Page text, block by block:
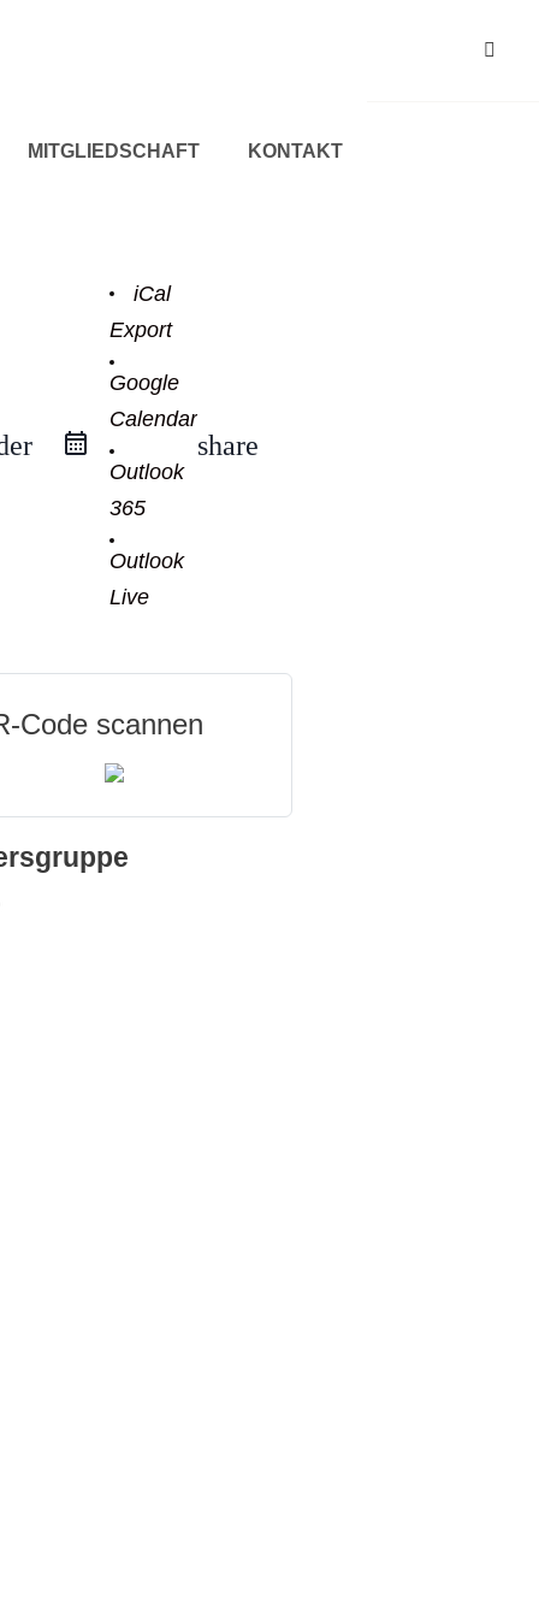
MITGLIEDSCHAFT KONTAKT
iCal
Export
Google
Calendar
Outlook
365
Outlook
Live
share
Code scannen